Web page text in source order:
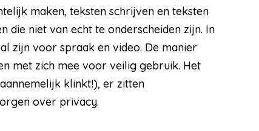
maken, teksten schrijven en teksten
die niet van echt te onderscheiden zijn. In
zijn voor spraak en video. De manier
met zich mee voor veilig gebruik. Het
klinkt!), er zitten
over privacy.